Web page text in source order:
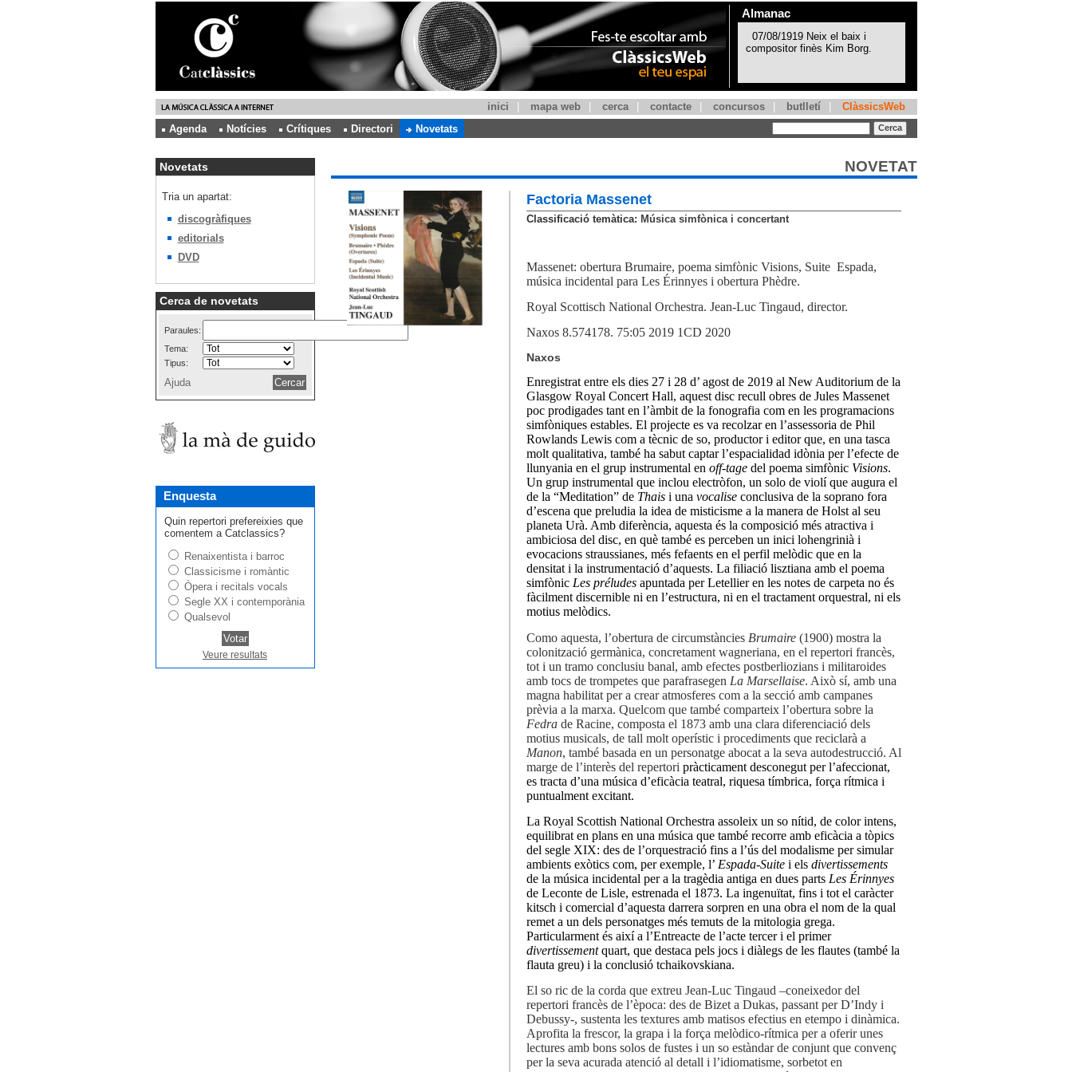
Almanac
inici mapa web cerca contacte concursos butlletí
ClàssicsWeb
Agenda
Notícies Crítiques Directori Novetats
Novetats
Tria un apartat:
discogràfiques
editorials
DVD
Cerca de novetats
Paraules:
Tema:
Tipus:
Ajuda
Enquesta
Quin repertori prefereixies que
comentem a Catclassics?
Renaixentista i barroc
Classicisme i romàntic
Òpera i recitals vocals
Segle XX i contemporània
Qualsevol
Veure resultats
NOVETAT
Factoria Massenet
Classificació temàtica: Música simfònica i concertant
Massenet: obertura Brumaire, poema simfònic Visions, Suite Espada,
música incidental para Les Érinnyes i obertura Phèdre.
Royal Scottisch National Orchestra. Jean-Luc Tingaud, director.
Naxos 8.574178. 75:05 2019 1CD 2020
Naxos
Enregistrat entre els dies 27 i 28 d’ agost de 2019 al New Auditorium de la
Glasgow Royal Concert Hall, aquest disc recull obres de Jules Massenet
poc prodigades tant en l’àmbit de la fonografia com en les programacions
simfòniques estables. El projecte es va recolzar en l’assessoria de Phil
Rowlands Lewis com a tècnic de so, productor i editor que, en una tasca
molt qualitativa, també ha sabut captar l’espacialidad idònia per l’efecte de
llunyania en el grup instrumental en off-tagedel poema simfònic Visions.
Un grup instrumental que inclou electròfon, un solo de violí que augura el
de la “Meditation” de Thais i unavocaliseconclusiva de la soprano fora
d’escena que preludia la idea de misticisme a la manera de Holst al seu
planeta Urà. Amb diferència, aquesta és la composició més atractiva i
ambiciosa del disc, en què també es perceben un inici lohengrinià i
evocacions straussianes, més fefaents en el perfil melòdic que en la
densitat i la instrumentació d’aquests. La filiació lisztiana amb el poema
simfònic Les préludesapuntada per Letellier en les notes de carpeta no és
fàcilment discernible ni en l’estructura, ni en el tractament orquestral, ni els
motius melòdics.
Como aquesta, l’obertura de circumstàncies Brumaire(1900) mostra la
colonització germànica, concretament wagneriana, en el repertori francès,
tot i un tramo conclusiu banal, amb efectes postberliozians i militaroides
amb tocs de trompetes que parafrasegen La Marsellaise. Això sí, amb una
magna habilitat per a crear atmosferes com a la secció amb campanes
prèvia a la marxa. Quelcom que també comparteix l’obertura sobre la
Fedrade Racine, composta el 1873 amb una clara diferenciació dels
motius musicals, de tall molt operístic i procediments que reciclarà a
Manon, també basada en un personatge abocat a la seva autodestrucció. Al
marge de l’interès del repertori pràcticament desconegut per l’afeccionat,
es tracta d’una música d’eficàcia teatral, riquesa tímbrica, força rítmica i
puntualment excitant.
La Royal Scottish National Orchestra assoleix un so nítid, de color intens,
equilibrat en plans en una música que també recorre amb eficàcia a tòpics
del segle XIX: des de l’orquestració fins a l’ús del modalisme per simular
ambients exòtics com, per exemple, l’ Espada-Suitei els divertissements
de la música incidental per a la tragèdia antiga en dues parts Les Érinnyes
de Leconte de Lisle, estrenada el 1873. La ingenuïtat, fins i tot el caràcter
kitsch i comercial d’aquesta darrera sorpren en una obra el nom de la qual
remet a un dels personatges més temuts de la mitologia grega.
Particularment és així a l’Entreacte de l’acte tercer i el primer
divertissementquart, que destaca pels jocs i diàlegs de les flautes (també la
flauta greu) i la conclusió tchaikovskiana.
El so ric de la corda que extreu Jean-Luc Tingaud –coneixedor del
repertori francès de l’època: des de Bizet a Dukas, passant per D’Indy i
Debussy-, sustenta les textures amb matisos efectius en etempo i dinàmica.
Aprofita la frescor, la grapa i la força melòdico-rítmica per a oferir unes
lectures amb bons solos de fustes i un so estàndar de conjunt que convenç
per la seva acurada atenció al detall i l’idiomatisme, sorbetot en